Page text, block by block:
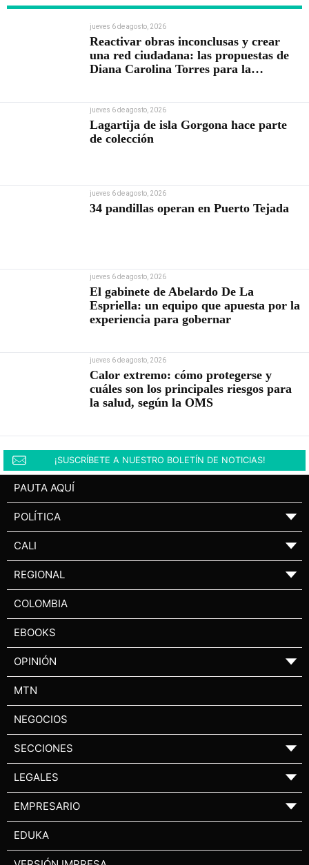
jueves 6 de agosto, 2026
Reactivar obras inconclusas y crear
una red ciudadana: las propuestas de
Diana Carolina Torres para la
jueves 6 de agosto, 2026
Lagartija de isla Gorgona hace parte
de colección
jueves 6 de agosto, 2026
34 pandillas operan en Puerto Tejada
jueves 6 de agosto, 2026
El gabinete de Abelardo De La
Espriella: un equipo que apuesta por la
experiencia para gobernar
jueves 6 de agosto, 2026
Calor extremo: cómo protegerse y
cuáles son los principales riesgos para
la salud, según la OMS
¡SUSCRÍBETE A NUESTRO BOLETÍN DE NOTICIAS!
PAUTA AQUÍ
POLÍTICA ▼
CALI ▼
REGIONAL ▼
COLOMBIA
EBOOKS
OPINIÓN ▼
MTN
NEGOCIOS
SECCIONES ▼
LEGALES ▼
EMPRESARIO ▼
EDUKA